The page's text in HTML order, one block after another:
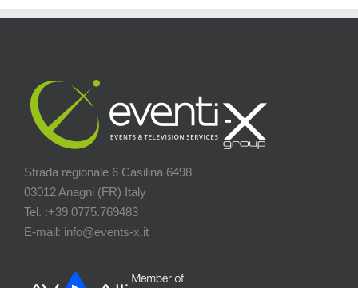
Strada regionale 6 Casilina 6498
03012 Anagni (FR) Italy
Tel. :+39 0775.769483
E-mail: info@events-x.it